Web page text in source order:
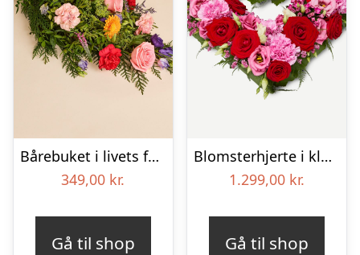
Bårebuket i livets farver
349,00 kr.
Gå til shop
Blomsterhjerte i klassisk stil – pink
1.299,00 kr.
Gå til shop